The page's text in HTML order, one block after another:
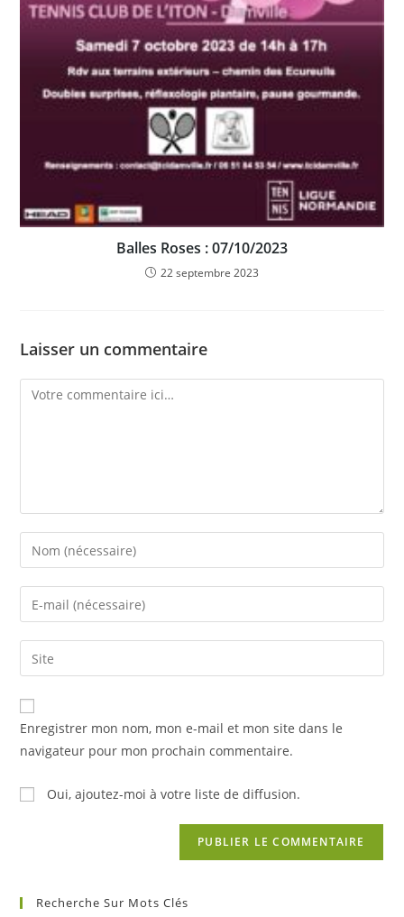
Balles Roses : 07/10/2023
22 septembre 2023
Laisser un commentaire
Comment
Enter
your
name
comment
Enter
your
email
address
comment
Saisir
l’URL
de
votre
(facultatif)
Enregistrer mon nom, mon e-mail et mon site dans le
navigateur pour mon prochain commentaire.
Oui, ajoutez-moi à votre liste de diffusion.
Recherche Sur Mots Clés